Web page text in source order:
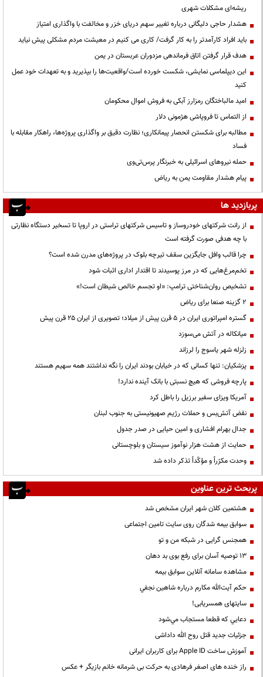
ریشه‌ای مشکلات شهری
هشدار حاجی دلیگانی درباره تغییر سهم دریای خزر و مخالفت با واگذاری امتیاز
باید افراد کارآمدتر را به کار گرفت/ کاری می کنیم در معیشت مردم مشکلی پیش نیاید
هدف قرار گرفتن اتاق‌ فرماندهی مزدوران عربستان در یمن
این دیپلماسی نمایشی، شکست خورده است/واقعیت‌ها را بپذیرید و به تعهدات خود عمل
کنید
امید مالباختگان رمزارز آبکی به فروش اموال محکومان
از التماس تا فروپاشی هژمونی دلار
مطالبه برای شکستن انحصار پیمانکاری؛ نظارت دقیق بر واگذاری پروژه‌ها، راهکار مقابله با
فساد
حمله نیروهای اسرائیلی به خبرنگار پرس‌تی‌وی
پیام هشدار مقاومت یمن به ریاض
پربازدید ها
از رانت‌ شرکتهای خودروساز و تاسیس شرکتهای تراستی در اروپا تا تسخیر دستگاه نظارتی
با چه هدفی صورت گرفته است
چرا قالب وافل جایگزین سقف تیرچه بلوک در پروژه‌های مدرن شده است؟
تخم‌مرغ‌هایی که در مرز پوسیدند تا اقتدار اداری اثبات شود
تشخیص روان‌شناختی ترامپ: «او تجسم خالص شیطان است!»
۲ گزینه صنعا برای ریاض
گستره امپراتوری ایران در ۵ قرن پیش از میلاد؛ تصویری از ایران ۲۵ قرن پیش
میانکاله در آتش می‌سوزد
زلزله شهر یاسوج را لرزاند
پزشکیان: تنها کسانی که در خیابان بودند ایران را نگه نداشتند همه سهیم هستند
پارچه فروشی که هیچ نسبتی با بانک آینده ندارد!
آمریکا ویزای سفیر برزیل را باطل کرد
نقض آتش‌بس و حملات رژیم صهیونیستی به جنوب لبنان
جدال بهرام افشاری و امین حیایی در صدر جدول
حمایت از هشت هزار نوآموز سیستان و بلوچستانی
وحدت مکرّراً و مؤکّداً تذکر داده شد
پربحث ترین عناوین
هشتمین کلان شهر ایران مشخص شد
سوابق بیمه شدگان روی سایت تامین اجتماعی
همجنس گرایی در شبکه من و تو
13 توصیه آسان برای رفع بوی بد دهان
مشاهده سامانه آنلاين سوابق بیمه
حكم آيت‌الله مكارم درباره شاهين نجفي
سایتهای همسریابی!
دعايي كه قطعا مستجاب مي‌شود
جزئیات جدید قتل روح الله داداشی
آموزش ساخت Apple ID برای کاربران ایرانی
راز خنده های اصغر فرهادی به حرکت بی شرمانه خانم بازیگر + عکس